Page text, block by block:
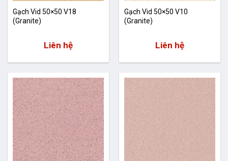
Gạch Vid 50×50 V18
(Granite)
Liên hệ
Gạch Vid 50×50 V10
(Granite)
Liên hệ